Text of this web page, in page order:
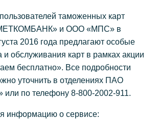
таможенных карт
и ООО «МПС» в
2016 года предлагают особые
и обслуживания карт в рамках акции
бесплатно». Все подробности
уточнить в отделениях ПАО
по телефону 8-800-2002-911.
информацию о сервисе: